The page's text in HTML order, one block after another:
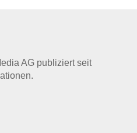
AG publiziert seit